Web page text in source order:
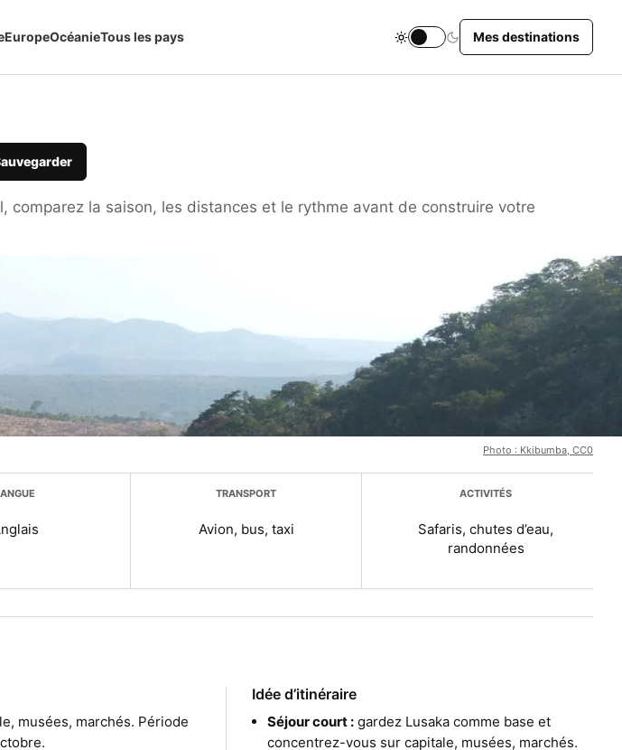
EuropeOcéanieTous les pays
Changer le thème du site
Mes destinations
la saison, les distances et le rythme avant de construire votre
Photo : Kkibumba, CC0
TRANSPORT
Avion, bus, taxi
ACTIVITÉS
Safaris, chutes d’eau,
randonnées
musées, marchés. Période
Idée d’itinéraire
Séjour court : gardez Lusaka comme base et
concentrez-vous sur capitale, musées, marchés.